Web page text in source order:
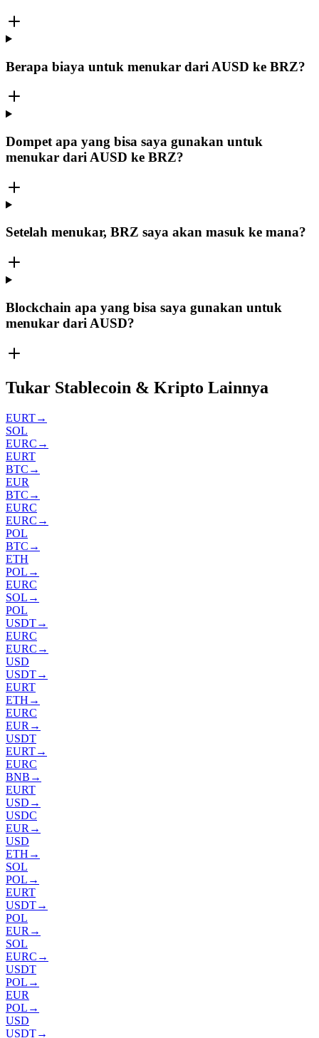
Berapa biaya untuk menukar dari AUSD ke BRZ?
Dompet apa yang bisa saya gunakan untuk
menukar dari AUSD ke BRZ?
Setelah menukar, BRZ saya akan masuk ke mana?
Blockchain apa yang bisa saya gunakan untuk
menukar dari AUSD?
Tukar Stablecoin & Kripto Lainnya
EURT→
SOL
EURC →
EURT
BTC →
EUR
BTC →
EURC
EURC →
POL
BTC →
ETH
POL →
EURC
SOL →
POL
USDT→
EURC
EURC →
USD
USDT→
EURT
ETH →
EURC
EUR →
USDT
EURT→
EURC
BNB →
EURT
USD →
USDC
EUR →
USD
ETH →
SOL
POL →
EURT
USDT→
POL
EUR →
SOL
EURC →
USDT
POL →
EUR
POL →
USD
USDT→